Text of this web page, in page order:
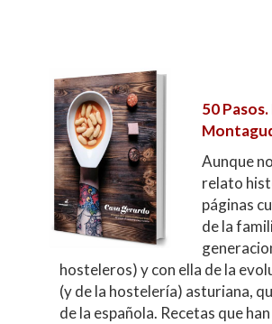
50
Aunque
relato
páginas
de la
hosteleros) y con ella de la
(y de la hostelería) asturiana,
de la española. Recetas que